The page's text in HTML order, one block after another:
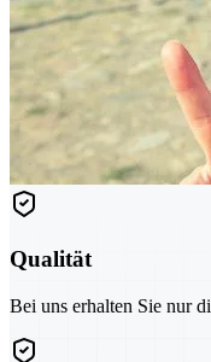
Qualität
Bei uns erhalten Sie nur